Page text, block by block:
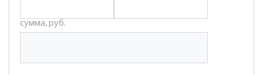
сумма, руб.